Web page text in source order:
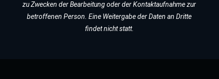
zu Zwecken der Bearbeitung oder der Kontaktaufnahme zur
betroffenen Person. Eine Weitergabe der Daten an Dritte
findet nicht statt.